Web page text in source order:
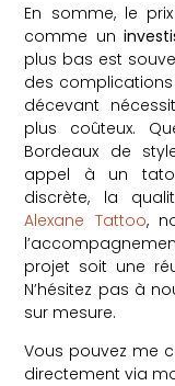
En somme, le
comme un
plus bas est
des
décevant
plus coûteux.
Bordeaux de
appel à un
discrète, la
Alexane Tattoo,
projet soit une
N’hésitez pas à
sur mesure.
Vous pouvez me
directement via